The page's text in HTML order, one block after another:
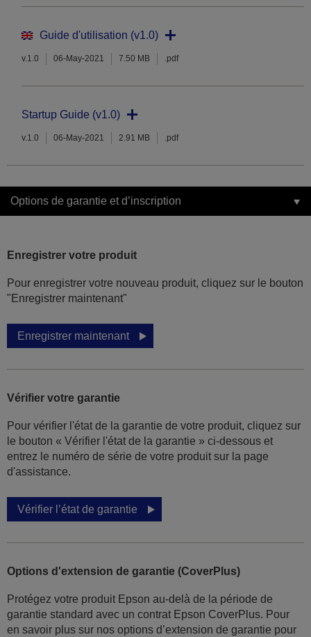
Guide d'utilisation (v1.0)
v.1.0 06-May-2021 7.50 MB .pdf
Startup Guide (v1.0)
v.1.0 06-May-2021 2.91 MB .pdf
Options de garantie et d’inscription
Enregistrer votre produit
Pour enregistrer votre nouveau produit, cliquez sur le bouton
"Enregistrer maintenant"
Enregistrer maintenant
Vérifier votre garantie
Pour vérifier l'état de la garantie de votre produit, cliquez sur
le bouton « Vérifier l'état de la garantie » ci-dessous et
entrez le numéro de série de votre produit sur la page
d'assistance.
Vérifier l’état de garantie
Options d'extension de garantie (CoverPlus)
Protégez votre produit Epson au-delà de la période de
garantie standard avec un contrat Epson CoverPlus. Pour
en savoir plus sur nos options d’extension de garantie pour